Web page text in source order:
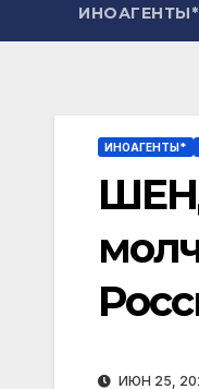
ИНОАГЕНТЫ*
ИНОАГЕНТЫ*
ИЮН 25,